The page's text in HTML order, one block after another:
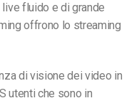
live fluido e di grande
offrono lo streaming
di visione dei video in
utenti che sono in